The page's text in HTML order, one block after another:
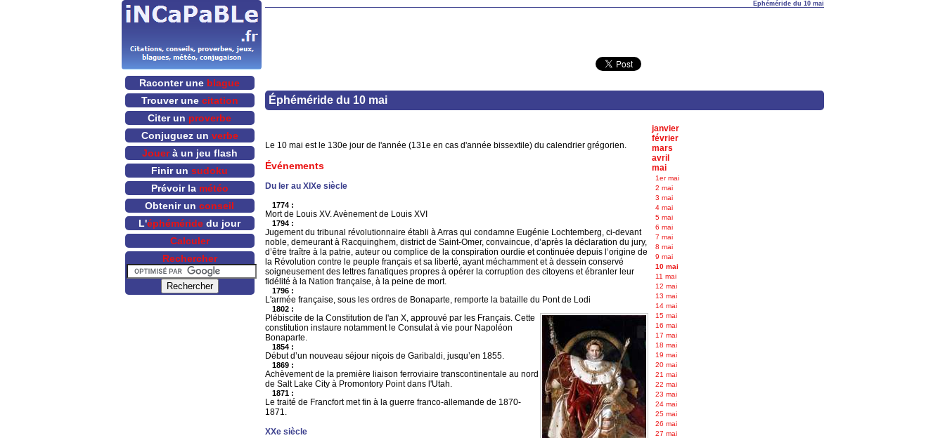
Éphéméride du 10 mai
Éphéméride du 10 mai
janvier
février
mars
avril
mai
1er mai
2 mai
3 mai
4 mai
5 mai
6 mai
7 mai
8 mai
9 mai
10 mai
11 mai
12 mai
13 mai
14 mai
15 mai
16 mai
17 mai
18 mai
19 mai
20 mai
21 mai
22 mai
23 mai
24 mai
25 mai
26 mai
27 mai
Le 10 mai est le 130e jour de l'année (131e en cas d'année bissextile) du calendrier grégorien.
Événements
Du Ier au XIXe siècle
1774 :
Mort de Louis XV. Avènement de Louis XVI
1794 :
Jugement du tribunal révolutionnaire établi à Arras qui condamne Eugénie Lochtemberg, ci-devant
noble, demeurant à Racquinghem, district de Saint-Omer, convaincue, d’après la déclaration du jury,
d’être traître à la patrie, auteur ou complice de la conspiration ourdie et continuée depuis l’origine de
la Révolution contre le peuple français et sa liberté, ayant méchamment et à dessein conservé
soigneusement des lettres fanatiques propres à opérer la corruption des citoyens et ébranler leur
fidélité à la Nation française, à la peine de mort.
1796 :
L'armée française, sous les ordres de Bonaparte, remporte la bataille du Pont de Lodi
1802 :
Plébiscite de la Constitution de l'an X, approuvé par les Français. Cette
constitution instaure notamment le Consulat à vie pour Napoléon
Bonaparte.
1854 :
Début d’un nouveau séjour niçois de Garibaldi, jusqu’en 1855.
1869 :
Achèvement de la première liaison ferroviaire transcontinentale au nord
de Salt Lake City à Promontory Point dans l'Utah.
1871 :
Le traité de Francfort met fin à la guerre franco-allemande de 1870-
1871.
XXe siècle
Raconter une blague
Trouver une citation
Citer un proverbe
Conjuguez un verbe
Jouerà un jeu flash
Finir un sudoku
Prévoir la météo
Obtenir un conseil
L'éphéméride du jour
Calculer
Rechercher